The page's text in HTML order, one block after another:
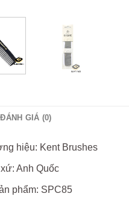
ĐÁNH GIÁ (0)
hiệu: Kent Brushes
Anh Quốc
phẩm: SPC85